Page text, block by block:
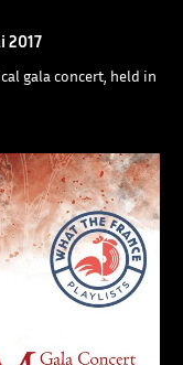
2017
gala concert, held in